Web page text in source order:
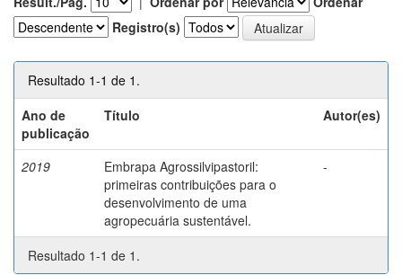
Registro(s)
Resultado 1-1 de 1.
Ano de
publicação
Título Autor(es)
2019
Embrapa Agrossilvipastoril:
primeiras contribuições para o
desenvolvimento de uma
agropecuária sustentável.
-
Resultado 1-1 de 1.